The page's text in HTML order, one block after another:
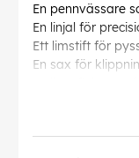
En pennvässare
En linjal för
Ett limstift för
En sax för
skatter eller
Denna